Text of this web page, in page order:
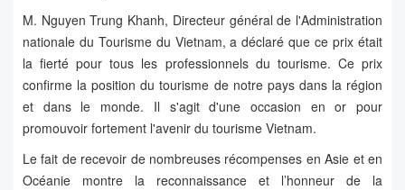
M. Nguyen Trung Khanh, Directeur général de l'Administration
nationale du Tourisme du Vietnam, a déclaré que ce prix était
la fierté pour tous les professionnels du tourisme. Ce prix
confirme la position du tourisme de notre pays dans la région
et dans le monde. Il s'agit d'une occasion en or pour
promouvoir fortement l'avenir du tourisme Vietnam.
Le fait de recevoir de nombreuses récompenses en Asie et en
Océanie montre la reconnaissance et l’honneur de la